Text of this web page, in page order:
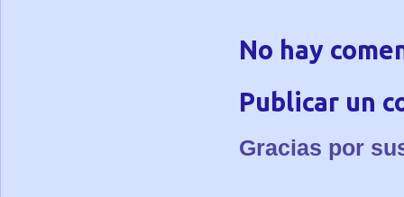
No hay
Publicar un
Gracias por